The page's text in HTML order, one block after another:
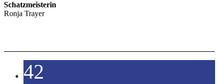
Schatzmeisterin
Ronja Trayer
42